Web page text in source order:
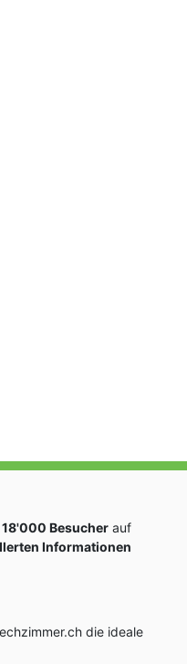
18'000 Besucher auf
Informationen
die ideale